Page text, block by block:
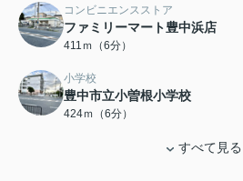
コンビニエンスストア
ファミリーマート豊中浜店
411ｍ（6分）
小学校
豊中市立小曽根小学校
424ｍ（6分）
すべて見る